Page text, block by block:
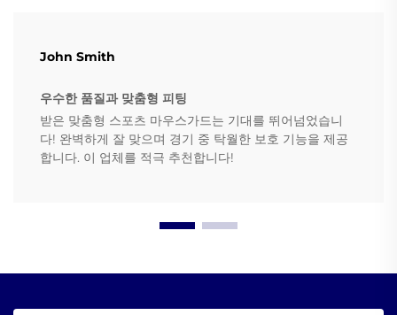
John Smith
우수한 품질과 맞춤형 피팅
받은 맞춤형 스포츠 마우스가드는 기대를 뛰어넘었습니
다! 완벽하게 잘 맞으며 경기 중 탁월한 보호 기능을 제공
합니다. 이 업체를 적극 추천합니다!